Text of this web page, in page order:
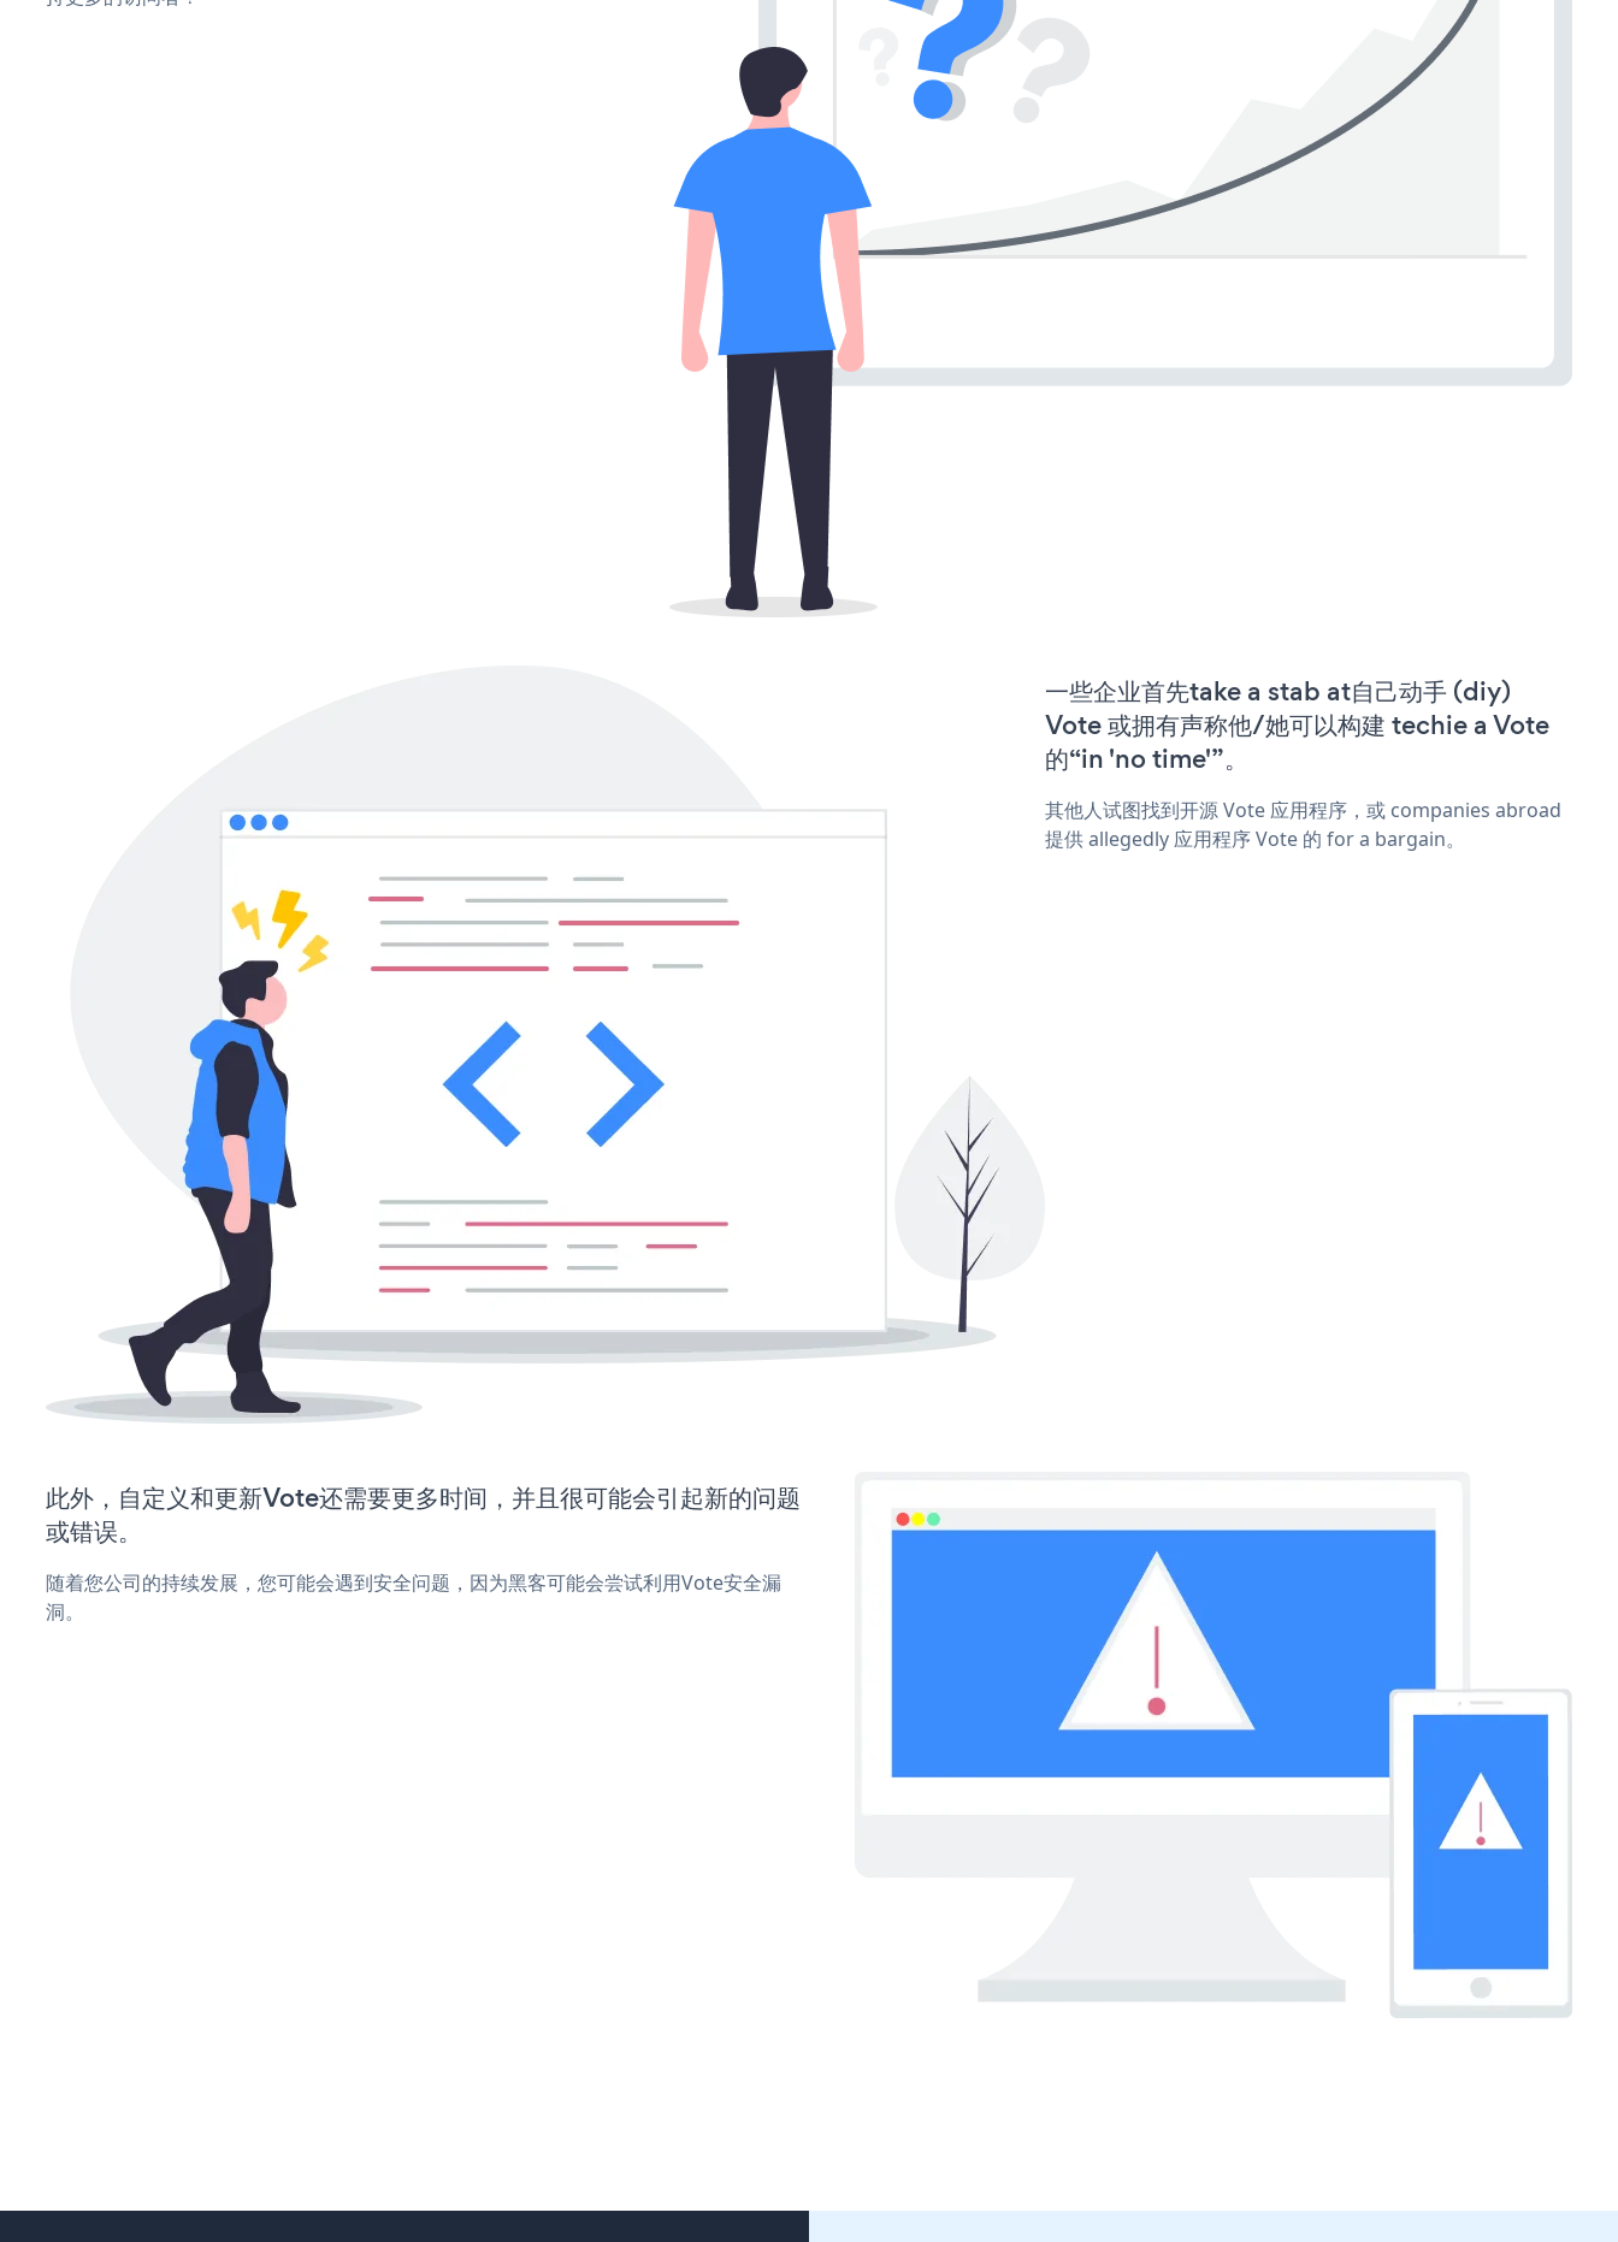
一些企业首先take a stab at自己动手 (diy)
Vote 或拥有声称他/她可以构建 techie a Vote
的“in 'no time'”。
其他人试图找到开源 Vote 应用程序，或 companies abroad
提供 allegedly 应用程序 Vote 的 for a bargain。
此外，自定义和更新Vote还需要更多时间，并且很可能会引起新的问题
或错误。
随着您公司的持续发展，您可能会遇到安全问题，因为黑客可能会尝试利用Vote安全漏
洞。